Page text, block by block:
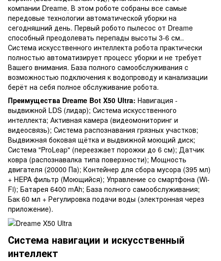
компании Dreame. В этом роботе собраны все самые
передовые технологии автоматической уборки на
сегодняшний день. Первый робото пылесос от Dreame
способный преодолевать перепады высоты 3-6 см..
Система искусственного интеллекта робота практически
полностью автоматизирует процесс уборки и не требует
Вашего внимания. База полного самообслуживания с
возможностью подключения к водопроводу и канализации
берёт на себя полное обслуживание робота.
Преимущества Dreame Bot X50 Ultra: Навигация -
выдвижной LDS (лидар); Система искусственного
интеллекта; Активная камера (видеомониторинг и
видеосвязь); Система распознавания грязных участков;
Выдвижная боковая щётка и выдвижной моющий диск;
Система "ProLeap" (переезжает порожки до 6 см); Датчик
ковра (распознавалка типа поверхности); Мощность
двигателя (20000 Па); Контейнер для сбора мусора (395 мл)
+ HEPA фильтр (Моющийся); Управление со смартфона (Wi-
Fi); Батарея 6400 mAh; База полного самообслуживания;
Бак 60 мл + Регулировка подачи воды (электронная через
приложение).
Система навигации и искусственный
интеллект